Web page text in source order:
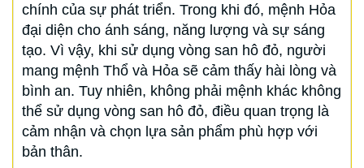
chính của sự phát triển. Trong khi đó, mệnh Hỏa
đại diện cho ánh sáng, năng lượng và sự sáng
tạo. Vì vậy, khi sử dụng vòng san hô đỏ, người
mang mệnh Thổ và Hỏa sẽ cảm thấy hài lòng và
bình an. Tuy nhiên, không phải mệnh khác không
thể sử dụng vòng san hô đỏ, điều quan trọng là
cảm nhận và chọn lựa sản phẩm phù hợp với
bản thân.